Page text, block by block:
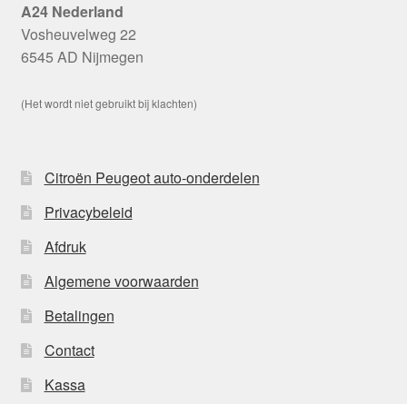
A24 Nederland
Vosheuvelweg 22
6545 AD Nijmegen
(Het wordt niet gebruikt bij klachten)
Citroën Peugeot auto-onderdelen
Privacybeleid
Afdruk
Algemene voorwaarden
Betalingen
Contact
Kassa